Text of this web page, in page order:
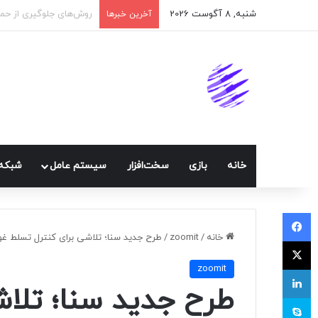
شنبه, 8 آگوست 2026 آخرین خبرها اپلیکیشن پیام‌رسان
خانه بازی سخت‌افزار سيستم عامل
خانه /
zoomit
/ طرح جدید سنا؛ تلاشی برای کنترل تسلط
zoomit
طرح جدید سنا؛
فیسبوک